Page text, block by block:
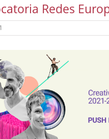
Redes